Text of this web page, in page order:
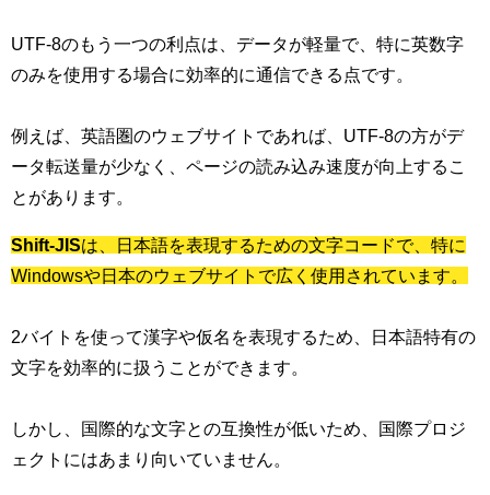
UTF-8のもう一つの利点は、データが軽量で、特に英数字
のみを使用する場合に効率的に通信できる点です。
例えば、英語圏のウェブサイトであれば、UTF-8の方がデ
ータ転送量が少なく、ページの読み込み速度が向上するこ
とがあります。
Shift-JISは、日本語を表現するための文字コードで、特に
Windowsや日本のウェブサイトで広く使用されています。
2バイトを使って漢字や仮名を表現するため、日本語特有の
文字を効率的に扱うことができます。
しかし、国際的な文字との互換性が低いため、国際プロジ
ェクトにはあまり向いていません。